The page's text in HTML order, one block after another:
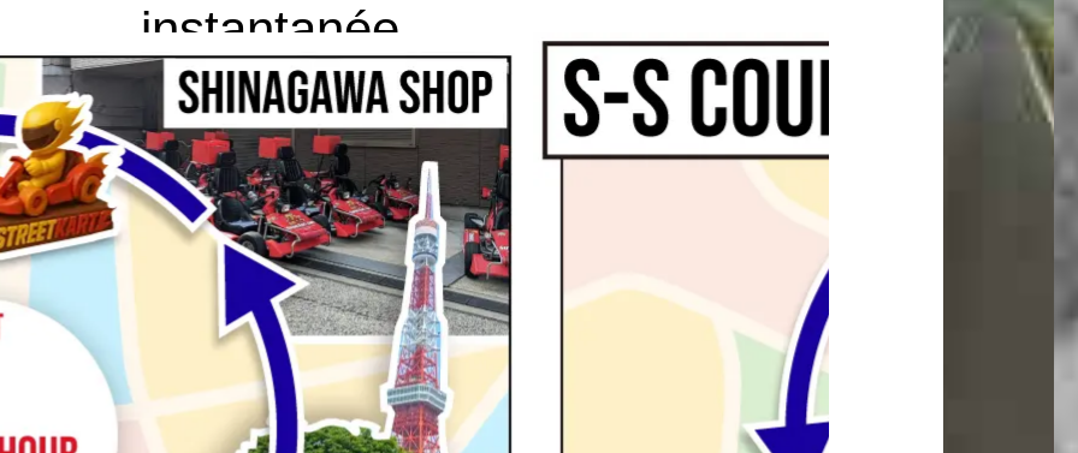
instantanée